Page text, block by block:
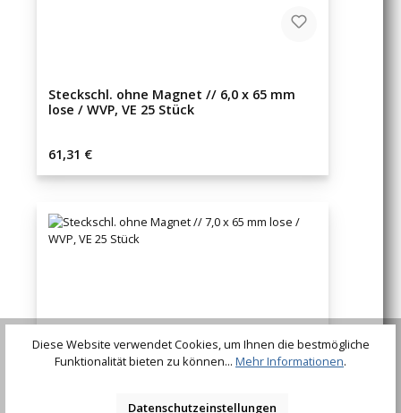
Steckschl. ohne Magnet // 6,0 x 65 mm
lose / WVP, VE 25 Stück
Regulärer Preis:
61,31 €
Diese Website verwendet Cookies, um Ihnen die bestmögliche
Funktionalität bieten zu können... Mehr Informationen.
Datenschutzeinstellungen